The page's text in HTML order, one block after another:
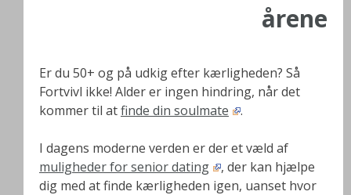
årene
Er du 50+ og på udkig efter kærligheden? Så
Fortvivl ikke! Alder er ingen hindring, når det
kommer til atfinde din soulmate .
I dagens moderne verden er der et væld af
muligheder for senior dating
, der kan hjælpe
dig med at finde kærligheden igen, uanset hvor